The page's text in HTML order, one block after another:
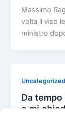
Massimo
volta il viso
ministro
Uncategorized
Da
e mi